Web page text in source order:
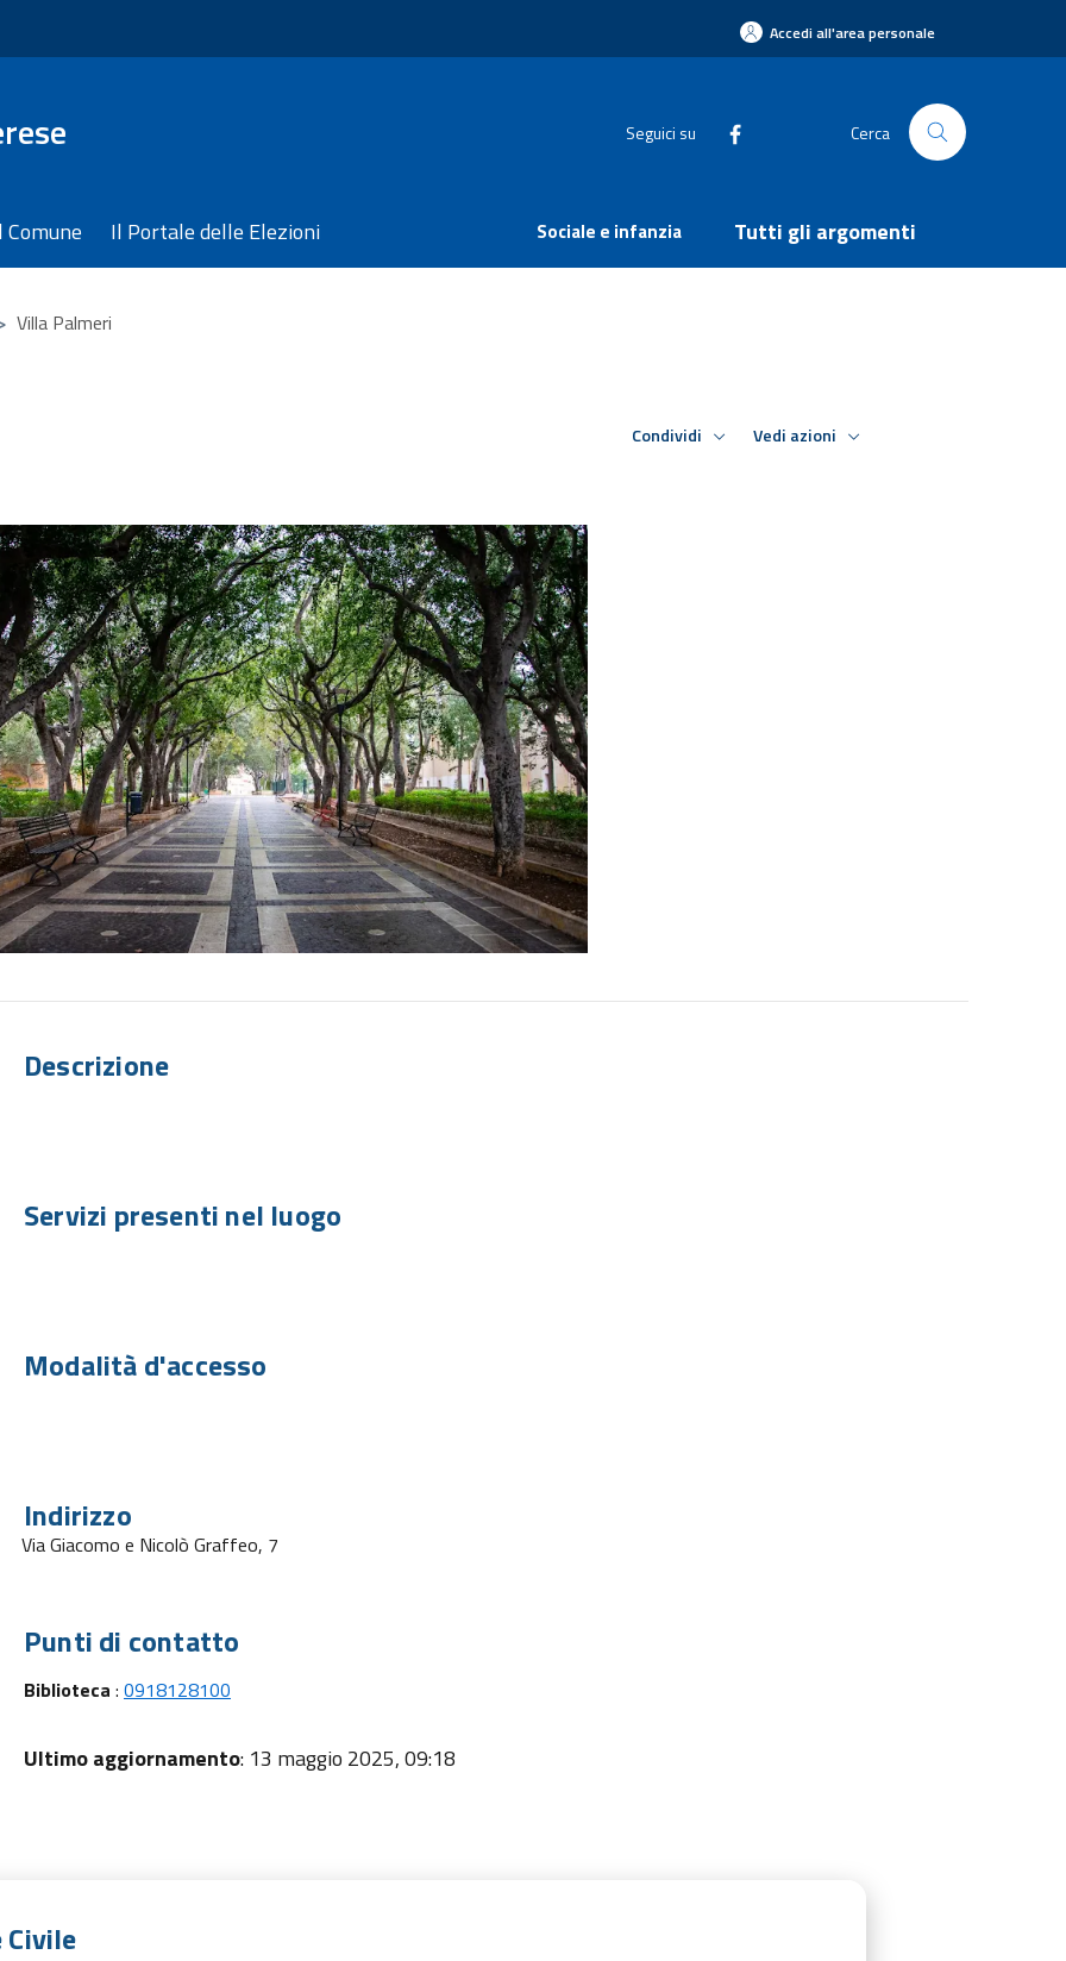
Accedi all'area personale
Seguici su Cerca
Il Portale delle Elezioni Sociale e infanzia Tutti gli argomenti
Villa Palmeri
Condividi Vedi azioni
Descrizione
Servizi presenti nel luogo
Modalità d'accesso
Indirizzo
Via Giacomo e Nicolò Graffeo, 7
Punti di contatto
Biblioteca : 0918128100
Ultimo aggiornamento: 13 maggio 2025, 09:18